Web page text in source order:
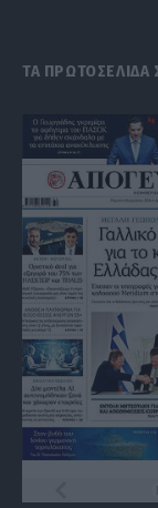
ΤΑ ΠΡΩΤΟΣΕΛΙΔΑ